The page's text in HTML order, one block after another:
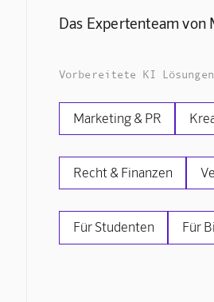
Das Expertenteam von
Vorbereitete KI
Marketing & PR
Recht & Finanzen
Für Studenten Für